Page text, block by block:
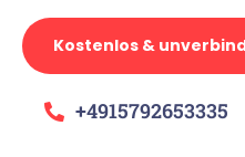
Kostenlos &
+4915792653335